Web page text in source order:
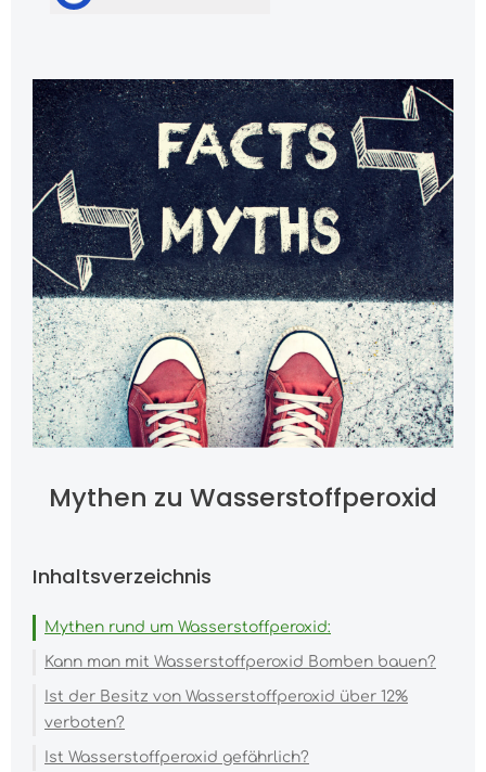
Mythen zu Wasserstoffperoxid
Inhaltsverzeichnis
Mythen rund um Wasserstoffperoxid:
Kann man mit Wasserstoffperoxid Bomben bauen?
Ist der Besitz von Wasserstoffperoxid über 12%
verboten?
Ist Wasserstoffperoxid gefährlich?